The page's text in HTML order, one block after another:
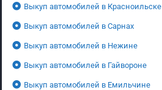
Выкуп автомобилей в Красноильске
Выкуп автомобилей в Сарнах
Выкуп автомобилей в Нежине
Выкуп автомобилей в Гайвороне
Выкуп автомобилей в Емильчине